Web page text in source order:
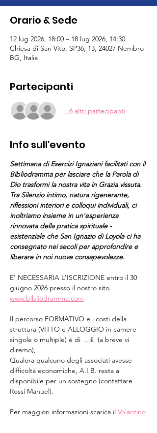
Orario & Sede
12 lug 2026, 18:00 – 18 lug 2026, 14:30
Chiesa di San Vito, SP36, 13, 24027 Nembro
BG, Italia
Partecipanti
+ 6 altri partecipanti
Info sull'evento
Settimana di Esercizi Ignaziani facilitati con il
Bibliodramma per lasciare che la Parola di
Dio trasformi la nostra vita in Grazia vissuta.
Tra Silenzio intimo, natura rigenerante,
riflessioni interiori e colloqui individuali, ci
inoltriamo insieme in un'esperienza
rinnovata della pratica spirituale -
esistenziale che San Ignazio di Loyola ci ha
consegnato nei secoli per approfondire e
liberare in noi nuove consapevolezze.
E' NECESSARIA L'ISCRIZIONE entro il 30
giugno 2026 presso il nostro sito
www.bibliodramma.com
Il percorso FORMATIVO e i costi della
struttura (VITTO e ALLOGGIO in camere
singole o multiple) è di  ...€  (a breve vi
diremo),
Qualora qualcuno degli associati avesse
difficoltà economiche, A.I.B. resta a
disponibile per un sostegno (contattare
Rossi Manuel).
Per maggiori informazioni scarica il Volantino